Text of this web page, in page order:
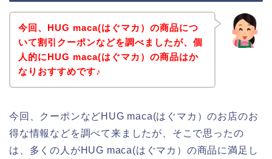
今回、HUG maca(はぐマカ）の商品につ
いて割引クーポンなどを調べましたが、個
人的にHUG maca(はぐマカ）の商品はか
なりおすすめです♪
今回、クーポンなどHUG maca(はぐマカ）のお店のお
得な情報などを調べて来ましたが、そこで思ったの
は、多くの人がHUG maca(はぐマカ）の商品に満足し